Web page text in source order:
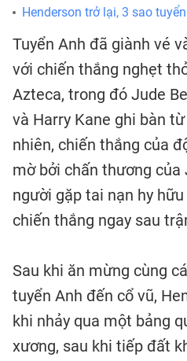
Henderson trở lại, 3 sao
Tuyển Anh đã giành vé
với chiến thắng nghẹt
Azteca, trong đó Jude
và Harry Kane ghi bàn
nhiên, chiến thắng của
mờ bởi chấn thương của
người gặp tai nạn hy
chiến thắng ngay sau
Sau khi ăn mừng cùng
tuyển Anh đến cổ vũ,
khi nhảy qua một bảng
xương, sau khi tiếp đất